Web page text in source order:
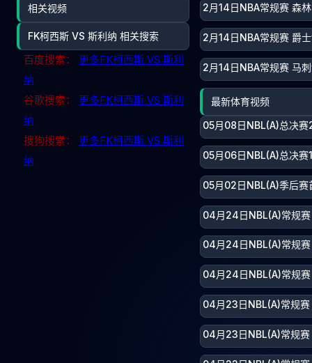
相关视频
FK柯西斯 VS 斯利纳 相关搜索
百度搜索：
更多FK柯西斯 VS 斯利
纳
谷歌搜索：
更多FK柯西斯 VS 斯利
纳
搜狗搜索：
更多FK柯西斯 VS 斯利
纳
2月14日NBA常规赛 森
2月14日NBA常规赛 爵
2月14日NBA常规赛 马
最新体育视频
05月08日NBL(A)总决
05月06日NBL(A)总决赛
05月02日NBL(A)季后赛
04月24日NBL(A)常规
04月24日NBL(A)常规
04月24日NBL(A)常规
04月23日NBL(A)常规
04月23日NBL(A)常规